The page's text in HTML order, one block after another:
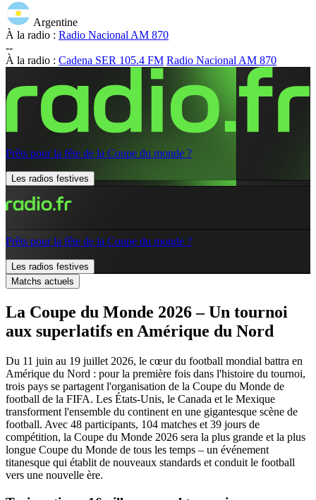
Argentine
À la radio : Radio Nacional AM 870
--
À la radio : Cadena SER 105.4 FM Radio Nacional AM 870
Prêts pour la fête de la Coupe du monde ?
Les radios festives
Prêts pour la fête de la Coupe du monde ?
Les radios festives
Matchs actuels
La Coupe du Monde 2026 – Un tournoi
aux superlatifs en Amérique du Nord
Du 11 juin au 19 juillet 2026, le cœur du football mondial battra en
Amérique du Nord : pour la première fois dans l'histoire du tournoi,
trois pays se partagent l'organisation de la Coupe du Monde de
football de la FIFA. Les États-Unis, le Canada et le Mexique
transforment l'ensemble du continent en une gigantesque scène de
football. Avec 48 participants, 104 matches et 39 jours de
compétition, la Coupe du Monde 2026 sera la plus grande et la plus
longue Coupe du Monde de tous les temps – un événement
titanesque qui établit de nouveaux standards et conduit le football
vers une nouvelle ère.